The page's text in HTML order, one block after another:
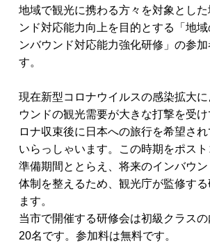
地域で観光に携わる方々を対象とし
ンド対応能力向上を目的とする「地
ンバウンド対応能力強化研修」の参加
す。
現在新型コロナウイルスの感染拡大
ウンドの観光需要が大きな打撃を受
ロナ収束後に日本への旅行を希望され
いらっしゃいます。この時期をポス
準備期間ととらえ、将来のインバウ
体制を整えるため、観光庁が監修す
ます。
当市で開催する研修会は初級クラス
20名です。参加料は無料です。